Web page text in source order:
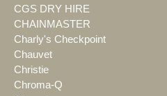
CGS DRY HIRE
CHAINMASTER
Charly's Checkpoint
Chauvet
Christie
Chroma-Q